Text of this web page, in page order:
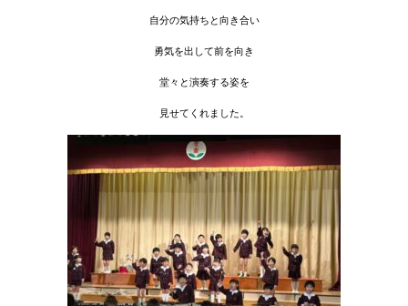
自分の気持ちと向き合い
勇気を出して前を向き
堂々と演奏する姿を
見せてくれました。